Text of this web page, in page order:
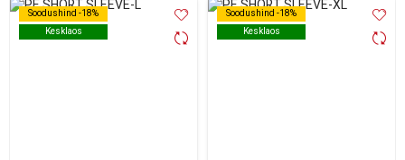
Soodushind -18%
Kesklaos
Soodushind -18%
Kesklaos
Soodushind -18%
Kesklaos
Soodushind -18%
Kesklaos